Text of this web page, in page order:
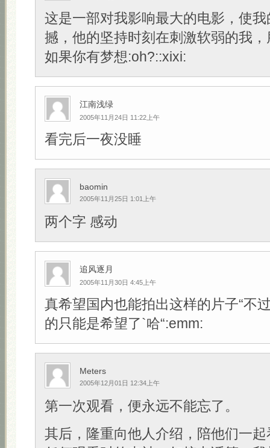
这是一部对我影响最大的电影，使
撼，他的坚持时刻在刺激软弱的我
如果你有梦想:oh?::xixi:
江南浅绿
2005年11月24日 11:22上午
看完后一夜没睡
baomin
2005年11月25日 1:01上午
两个字 感动
追风逐月
2005年11月30日 4:45上午
真希望国内也能拍出这样的片子“不
的只能是希望了`哈“:emm:
Meters
2005年12月01日 12:34上午
第一次观看，便永远不能忘了。
其后，隆重向他人介绍，陪他们一